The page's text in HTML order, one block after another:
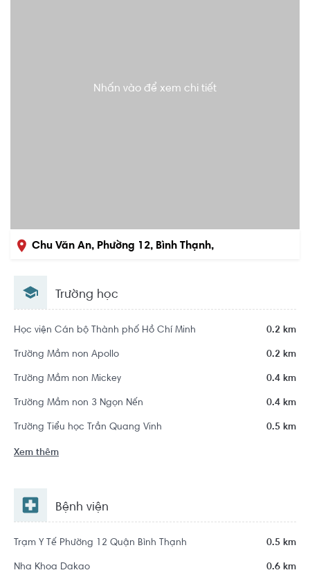
Nhấn vào để xem chi tiết
Chu Văn An, Phường 12, Bình Thạnh,
Trường học
Học viện Cán bộ Thành phố Hồ Chí Minh 0.2 km
Trường Mầm non Apollo 0.2 km
Trường Mầm non Mickey 0.4 km
Trường Mầm non 3 Ngọn Nến 0.4 km
Trường Tiểu học Trần Quang Vinh 0.5 km
Xem thêm
Bệnh viện
Trạm Y Tế Phường 12 Quận Bình Thạnh 0.5 km
Nha Khoa Dakao 0.6 km